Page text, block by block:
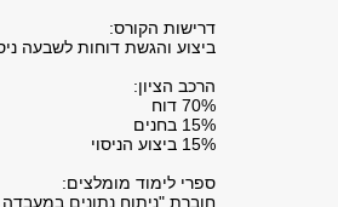
דרישות הקורס:
ביצוע והגשת דוחות לשבעה
הרכב הציון:
70% דוח
15% בחנים
15% ביצוע הניסוי
ספרי לימוד מומלצים:
חוברת "ניתוח נתונים